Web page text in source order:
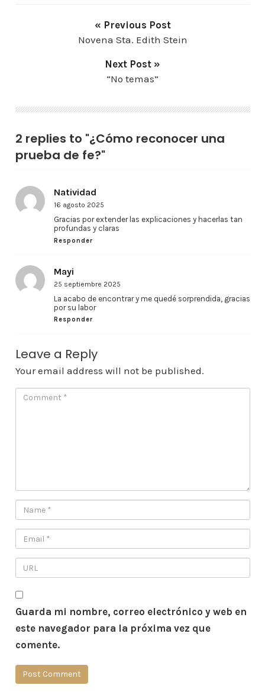
« Previous Post
Novena Sta. Edith Stein
Next Post »
“No temas”
2 replies to "¿Cómo reconocer una
prueba de fe?"
Natividad
16 agosto 2025
Gracias por extender las explicaciones y hacerlas tan
profundas y claras
Responder
Mayi
25 septiembre 2025
La acabo de encontrar y me quedé sorprendida, gracias
por su labor
Responder
Leave a Reply
Your email address will not be published.
Guarda mi nombre, correo electrónico y web en
este navegador para la próxima vez que
comente.